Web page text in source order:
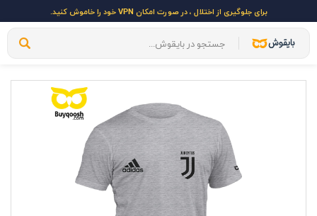
برای جلوگیری از اختلال ، در صورت امکان VPN خود را خاموش کنید.